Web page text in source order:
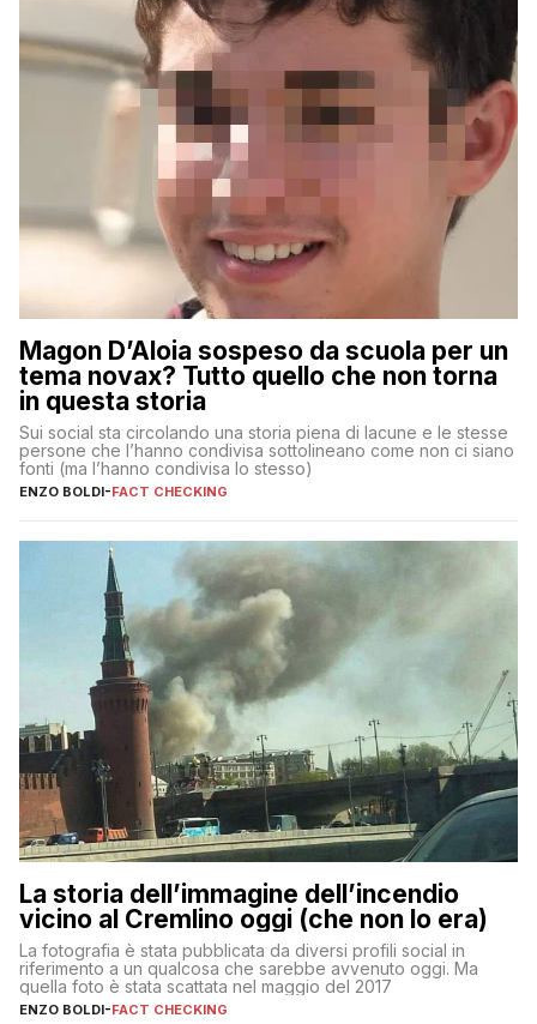
Magon D’Aloia sospeso da scuola per un
tema novax? Tutto quello che non torna
in questa storia
Sui social sta circolando una storia piena di lacune e le stesse
persone che l’hanno condivisa sottolineano come non ci siano
fonti (ma l’hanno condivisa lo stesso)
ENZO BOLDI-FACT CHECKING
La storia dell’immagine dell’incendio
vicino al Cremlino oggi (che non lo era)
La fotografia è stata pubblicata da diversi profili social in
riferimento a un qualcosa che sarebbe avvenuto oggi. Ma
quella foto è stata scattata nel maggio del 2017
ENZO BOLDI-FACT CHECKING